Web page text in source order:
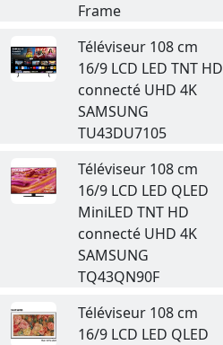
Frame
Téléviseur 108 cm
16/9 LCD LED TNT HD
connecté UHD 4K
SAMSUNG
TU43DU7105
Téléviseur 108 cm
16/9 LCD LED QLED
MiniLED TNT HD
connecté UHD 4K
SAMSUNG
TQ43QN90F
Téléviseur 108 cm
16/9 LCD LED QLED